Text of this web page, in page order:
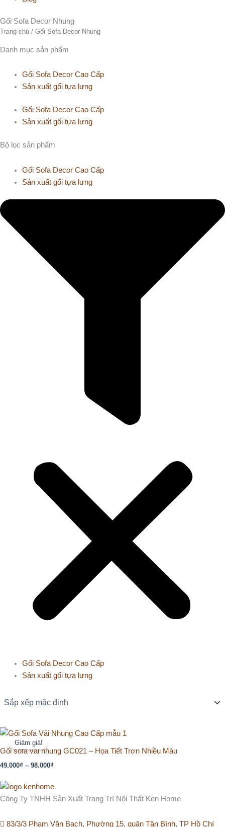
Gối Sofa Decor Nhung
Trang chủ / Gối Sofa Decor Nhung
Danh mục sản phẩm
Gối Sofa Decor Cao Cấp
Sản xuất gối tựa lưng
Gối Sofa Decor Cao Cấp
Sản xuất gối tựa lưng
Bộ lọc sản phẩm
Gối Sofa Decor Cao Cấp
Sản xuất gối tựa lưng
Gối Sofa Decor Cao Cấp
Sản xuất gối tựa lưng
Giảm giá!
Gối sofa vải nhung GC021 – Họa Tiết Trơn Nhiều Màu
49.000₫ – 98.000₫
Khoảng
từ
49.000₫
Công Ty TNHH Sản Xuất Trang Trí Nội Thất Ken Home
83/3/3 Phạm Văn Bạch, Phường 15, quận Tân Bình, TP Hồ Chí